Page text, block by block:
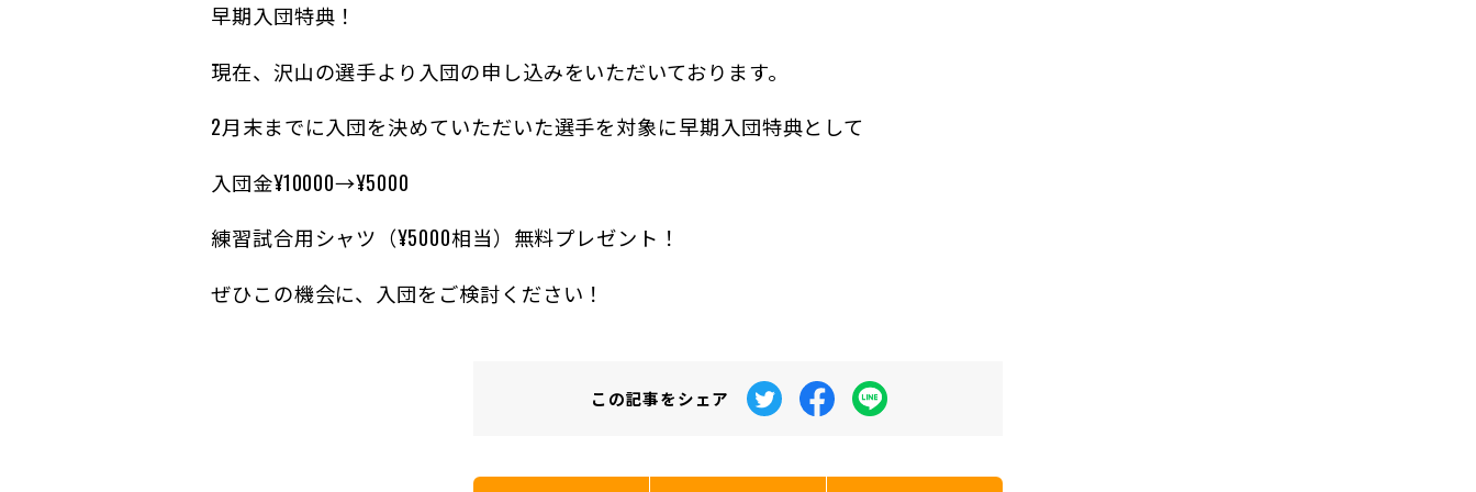
早期入団特典！
現在、沢山の選手より入団の申し込みをいただいております。
2月末までに入団を決めていただいた選手を対象に早期入団特典として
入団金¥10000→¥5000
練習試合用シャツ（¥5000相当）無料プレゼント！
ぜひこの機会に、入団をご検討ください！
この記事をシェア